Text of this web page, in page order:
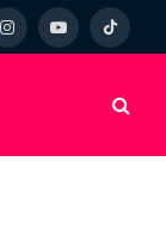
InstagramYouTubeTikTok